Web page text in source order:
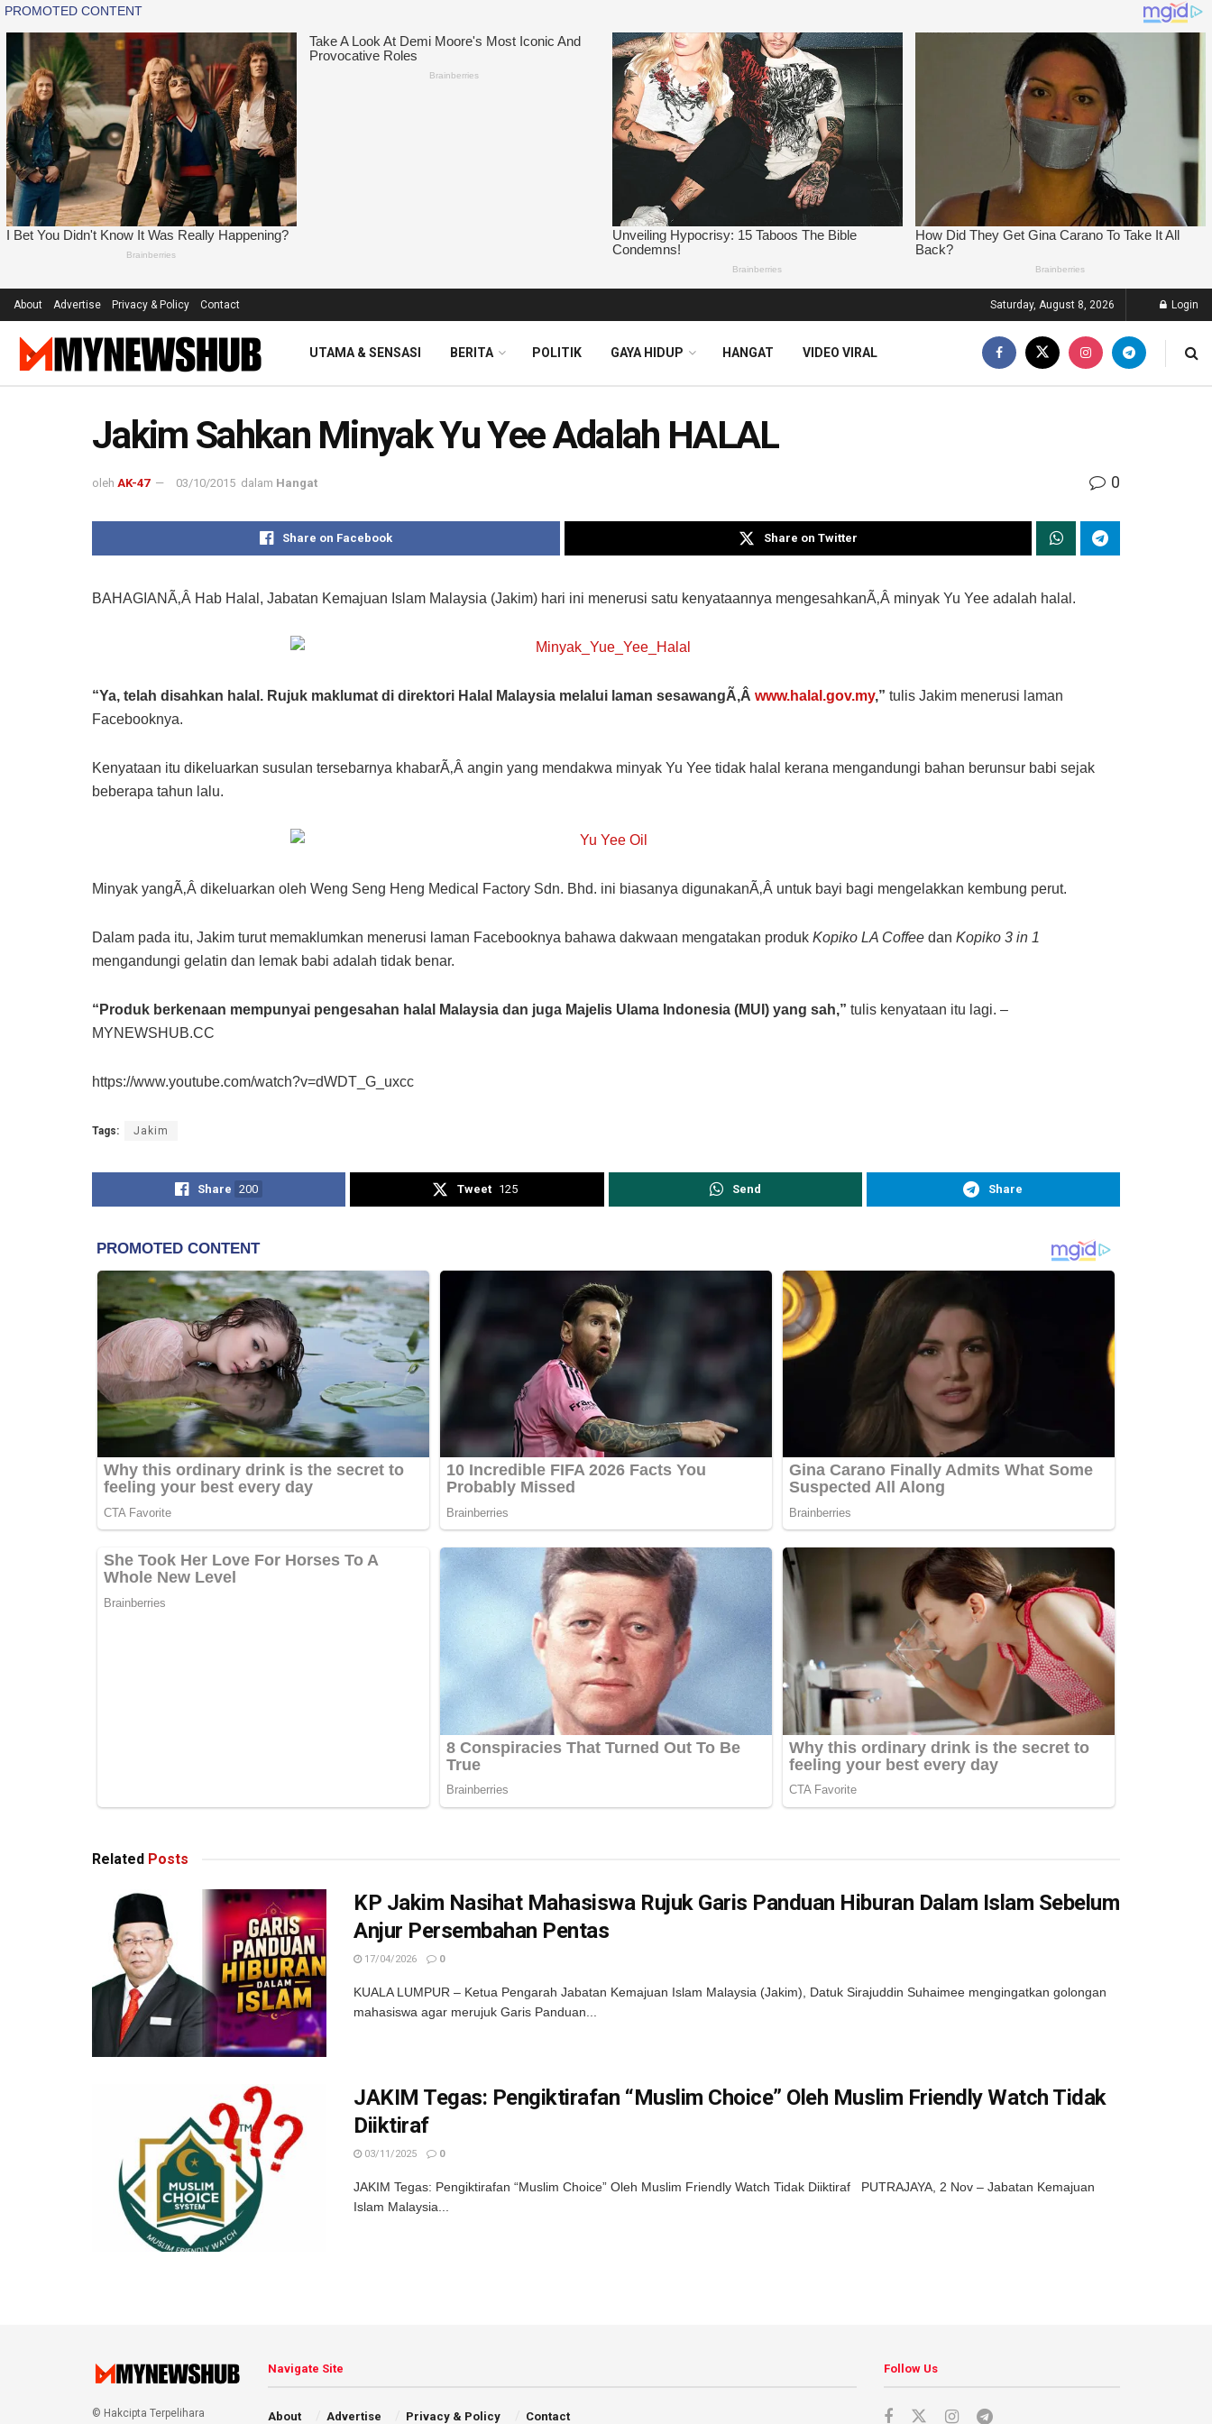
About Advertise Privacy & Policy Contact Saturday, August 8, 2026 Login
UTAMA & SENSASI BERITA POLITIK GAYA HIDUP HANGAT VIDEO VIRAL
Jakim Sahkan Minyak Yu Yee Adalah HALAL
oleh AK-47 03/10/2015 dalam Hangat 0
Share on Facebook Share on Twitter
BAHAGIANÃ‚Â Hab Halal, Jabatan Kemajuan Islam Malaysia (Jakim) hari ini menerusi satu kenyataannya mengesahkanÃ‚Â minyak Yu Yee adalah halal.
“Ya, telah disahkan halal. Rujuk maklumat di direktori Halal Malaysia melalui laman sesawangÃ‚Â www.halal.gov.my,” tulis Jakim menerusi laman
Facebooknya.
Kenyataan itu dikeluarkan susulan tersebarnya khabarÃ‚Â angin yang mendakwa minyak Yu Yee tidak halal kerana mengandungi bahan berunsur babi sejak
beberapa tahun lalu.
Minyak yangÃ‚Â dikeluarkan oleh Weng Seng Heng Medical Factory Sdn. Bhd. ini biasanya digunakanÃ‚Â untuk bayi bagi mengelakkan kembung perut.
Dalam pada itu, Jakim turut memaklumkan menerusi laman Facebooknya bahawa dakwaan mengatakan produk Kopiko LA Coffee dan Kopiko 3 in 1
mengandungi gelatin dan lemak babi adalah tidak benar.
“Produk berkenaan mempunyai pengesahan halal Malaysia dan juga Majelis Ulama Indonesia (MUI) yang sah,” tulis kenyataan itu lagi. –
MYNEWSHUB.CC
https://www.youtube.com/watch?v=dWDT_G_uxcc
Tags: Jakim
Share 200 Tweet 125 Send Share
Related Posts
KP Jakim Nasihat Mahasiswa Rujuk Garis Panduan Hiburan Dalam Islam Sebelum
Anjur Persembahan Pentas
17/04/2026 0
KUALA LUMPUR – Ketua Pengarah Jabatan Kemajuan Islam Malaysia (Jakim), Datuk Sirajuddin Suhaimee mengingatkan golongan
mahasiswa agar merujuk Garis Panduan...
JAKIM Tegas: Pengiktirafan “Muslim Choice” Oleh Muslim Friendly Watch Tidak
Diiktiraf
03/11/2025 0
JAKIM Tegas: Pengiktirafan “Muslim Choice” Oleh Muslim Friendly Watch Tidak Diiktiraf PUTRAJAYA, 2 Nov – Jabatan Kemajuan
Islam Malaysia...
© Hakcipta Terpelihara
Navigate Site
About Advertise Privacy & Policy Contact
Follow Us